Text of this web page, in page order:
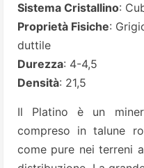
Sistema Cristallino:
Proprietà Fisiche:
duttile
Durezza: 4-4,5
Densità: 21,5
Il Platino è un
compreso in talune
come pure nei terreni